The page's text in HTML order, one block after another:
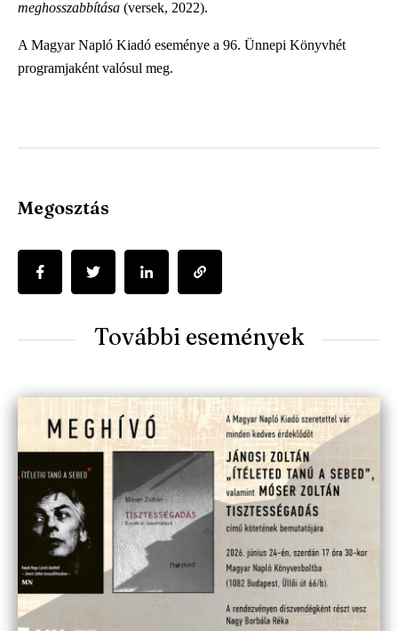
Megosztás
meghosszabbítása (versek, 2022).
A Magyar Napló Kiadó eseménye a 96. Ünnepi Könyvhét
programjaként valósul meg.
További események